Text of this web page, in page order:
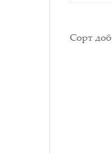
Сорт